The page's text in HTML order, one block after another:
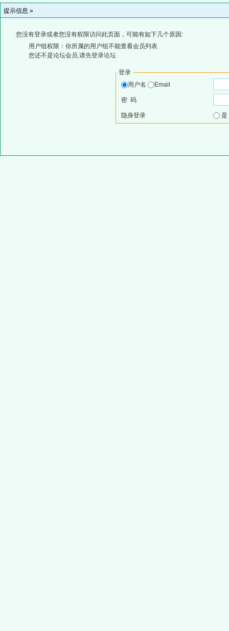
提示信息 »
您没有登录或者您没有权限访问此页面，可能有如下几个原因:
用户组权限：你所属的用户组不能查看会员列表
您还不是论坛会员,请先登录论坛
登录
用户名
Email
密 码
隐身登录